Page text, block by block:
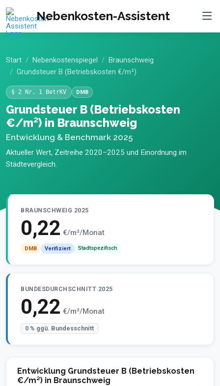
Nebenkosten-Assistent
Start Nebenkostenspiegel
Braunschweig
Grundsteuer B (Betriebskosten €/m²)
§ 2 Nr. 1 BetrKV DMB
Grundsteuer B (Betriebskosten
€/m²) in Braunschweig
Entwicklung & Benchmark 2025
Aktueller Wert, Zeitreihe 2020–2025 und Einordnung im
Städtevergleich.
BRAUNSCHWEIG 2025
0,22 €/m²/Monat
DMB Verifiziert Stadtspezifisch
BUNDESDURCHSCHNITT 2025
0,22 €/m²/Monat
0 % ggü. Bundesschnitt
Entwicklung Grundsteuer B (Betriebskosten
€/m²) in Braunschweig